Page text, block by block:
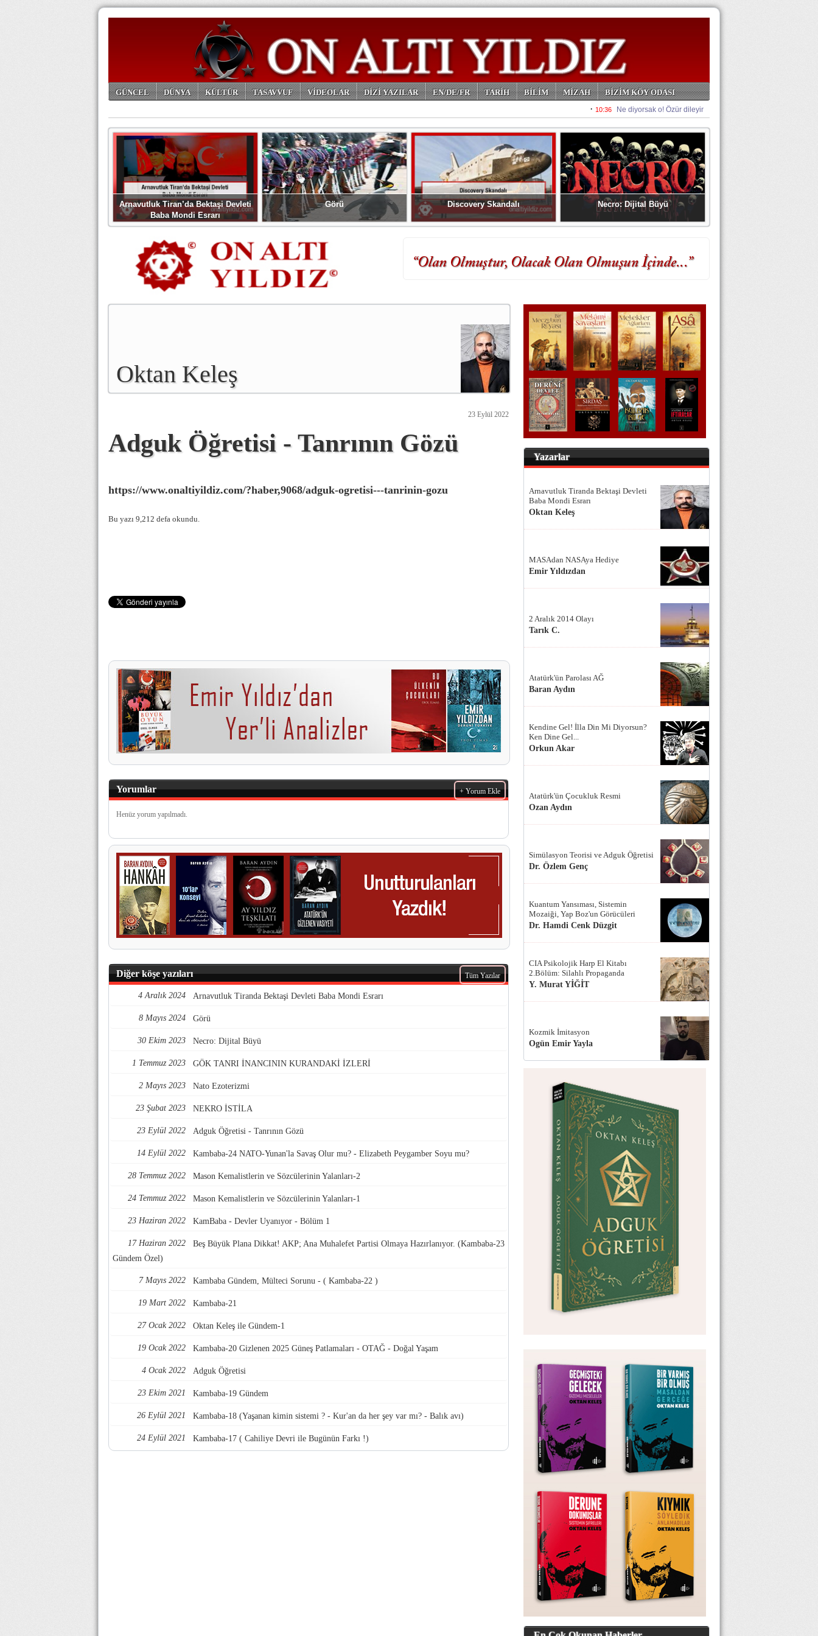
GÜNCEL DÜNYA KÜLTÜR TASAVVUF VİDEOLAR DİZİ YAZILAR EN/DE/FR TARİH BİLİM MİZAH
BİZİM KÖY ODASI
Arnavutluk Tiran’da Bektaşi Devleti
Baba Mondi Esrarı
Görü Discovery Skandalı Necro: Dijital Büyü
Oktan Keleş
23 Eylül 2022
Adguk Öğretisi - Tanrının Gözü
https://www.onaltiyildiz.com/?haber,9068/adguk-ogretisi---tanrinin-gozu
Bu yazı 9,212 defa okundu.
Yorumlar + Yorum Ekle
Henüz yorum yapılmadı.
Diğer köşe yazıları Tüm Yazılar
4 Aralık 2024 Arnavutluk Tiranda Bektaşi Devleti Baba Mondi Esrarı
8 Mayıs 2024 Görü
30 Ekim 2023 Necro: Dijital Büyü
1 Temmuz 2023 GÖK TANRI İNANCININ KURANDAKİ İZLERİ
2 Mayıs 2023 Nato Ezoterizmi
23 Şubat 2023 NEKRO İSTİLA
23 Eylül 2022 Adguk Öğretisi - Tanrının Gözü
14 Eylül 2022 Kambaba-24 NATO-Yunan'la Savaş Olur mu? - Elizabeth Peygamber Soyu mu?
28 Temmuz 2022 Mason Kemalistlerin ve Sözcülerinin Yalanları-2
24 Temmuz 2022 Mason Kemalistlerin ve Sözcülerinin Yalanları-1
23 Haziran 2022 KamBaba - Devler Uyanıyor - Bölüm 1
17 Haziran 2022
Beş Büyük Plana Dikkat! AKP; Ana Muhalefet Partisi Olmaya Hazırlanıyor. (Kambaba-23
Gündem Özel)
7 Mayıs 2022 Kambaba Gündem, Mülteci Sorunu - ( Kambaba-22 )
19 Mart 2022 Kambaba-21
27 Ocak 2022 Oktan Keleş ile Gündem-1
19 Ocak 2022 Kambaba-20 Gizlenen 2025 Güneş Patlamaları - OTAĞ - Doğal Yaşam
4 Ocak 2022 Adguk Öğretisi
23 Ekim 2021 Kambaba-19 Gündem
26 Eylül 2021 Kambaba-18 (Yaşanan kimin sistemi ? - Kur'an da her şey var mı? - Balık avı)
24 Eylül 2021 Kambaba-17 ( Cahiliye Devri ile Bugünün Farkı !)
Yazarlar
Arnavutluk Tiranda Bektaşi Devleti
Baba Mondi Esrarı
Oktan Keleş
MASAdan NASAya Hediye
Emir Yıldızdan
2 Aralık 2014 Olayı
Tarık C.
Atatürk'ün Parolası AĞ
Baran Aydın
Kendine Gel! İlla Din Mi Diyorsun?
Ken Dine Gel...
Orkun Akar
Atatürk'ün Çocukluk Resmi
Ozan Aydın
Simülasyon Teorisi ve Adguk Öğretisi
Dr. Özlem Genç
Kuantum Yansıması, Sistemin
Mozaiği, Yap Boz'un Görücüleri
Dr. Hamdi Cenk Düzgit
CIA Psikolojik Harp El Kitabı
2.Bölüm: Silahlı Propaganda
Y. Murat YİĞİT
Kozmik İmitasyon
Ogün Emir Yayla